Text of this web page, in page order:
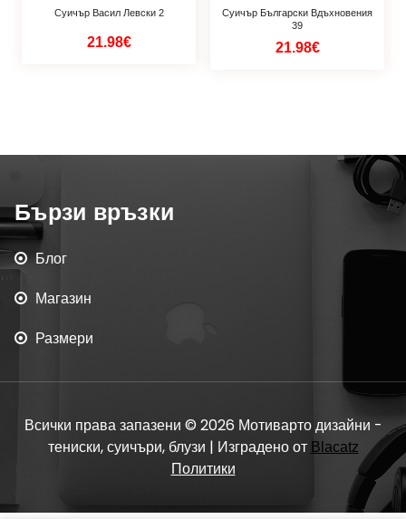
Суичър Васил Левски 2
21.98€
Суичър Български Вдъхновения
39
21.98€
Бързи връзки
Блог
Магазин
Размери
Всички права запазени © 2026 Мотиварто дизайни -
тениски, суичъри, блузи | Изградено от Blacatz
Политики